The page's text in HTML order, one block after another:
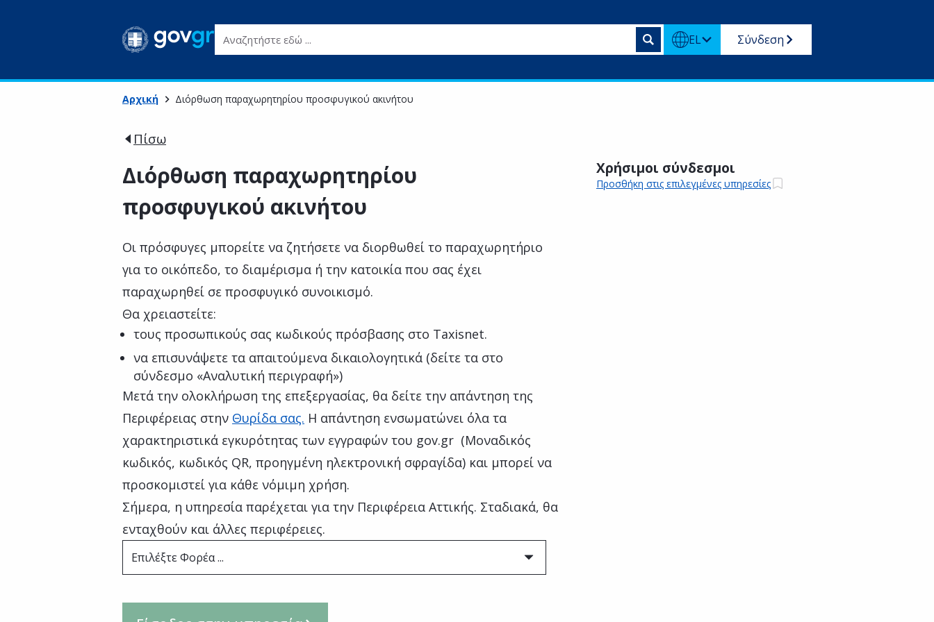
Αναζητήστε εδώ ... EL Σύνδεση
Αρχική Διόρθωση παραχωρητηρίου προσφυγικού ακινήτου
Πίσω
Διόρθωση παραχωρητηρίου
προσφυγικού ακινήτου
Οι πρόσφυγες μπορείτε να ζητήσετε να διορθωθεί το παραχωρητήριο
για το οικόπεδο, το διαμέρισμα ή την κατοικία που σας έχει
παραχωρηθεί σε προσφυγικό συνοικισμό.
Θα χρειαστείτε:
τους προσωπικούς σας κωδικούς πρόσβασης στο Taxisnet.
να επισυνάψετε τα απαιτούμενα δικαιολογητικά (δείτε τα στο
σύνδεσμο «Αναλυτική περιγραφή»)
Μετά την ολοκλήρωση της επεξεργασίας, θα δείτε την απάντηση της
Περιφέρειας στην Θυρίδα σας. Η απάντηση ενσωματώνει όλα τα
χαρακτηριστικά εγκυρότητας των εγγραφών του gov.gr (Μοναδικός
κωδικός, κωδικός QR, προηγμένη ηλεκτρονική σφραγίδα) και μπορεί να
προσκομιστεί για κάθε νόμιμη χρήση.
Σήμερα, η υπηρεσία παρέχεται για την Περιφέρεια Αττικής. Σταδιακά, θα
ενταχθούν και άλλες περιφέρειες.
Επιλέξτε Φορέα ...
Χρήσιμοι σύνδεσμοι
Προσθήκη στις επιλεγμένες υπηρεσίες